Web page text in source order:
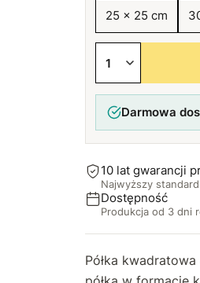
25 x 25 cm
Darmowa
10 lat gwarancji
Najwyższy
Dostępność
Produkcja od 3 dni
Półka